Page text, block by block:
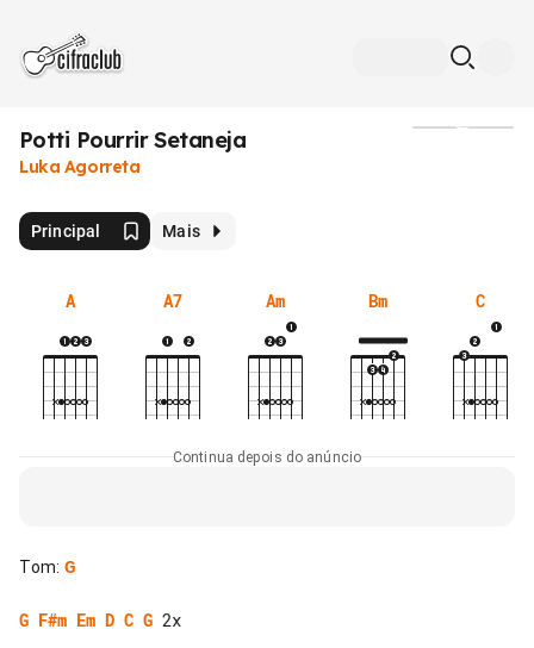
Potti Pourrir Setaneja
Luka Agorreta
Principal Mais
A A7 Am Bm C
Continua depois do anúncio
Tom: G
G F#m Em D C G 2x